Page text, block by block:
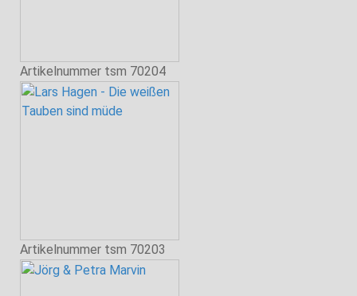
Artikelnummer tsm 70204
Artikelnummer tsm 70203